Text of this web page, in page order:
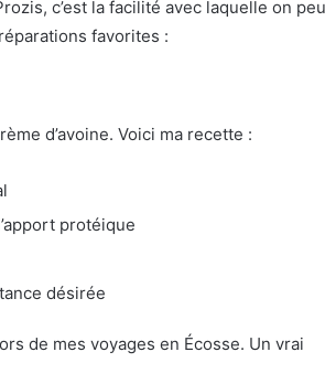
c’est la facilité avec laquelle on
favorites :
d’avoine. Voici ma recette :
protéique
désirée
de mes voyages en Écosse. Un vrai